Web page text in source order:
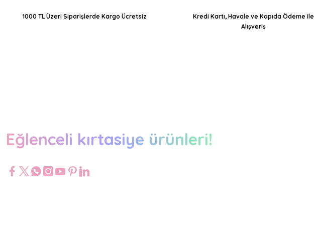
1000 TL Üzeri Siparişlerde Kargo Ücretsiz
Kredi Kartı, Havale ve Kapıda Ödeme ile
Alışveriş
Eğlenceli kırtasiye ürünleri!